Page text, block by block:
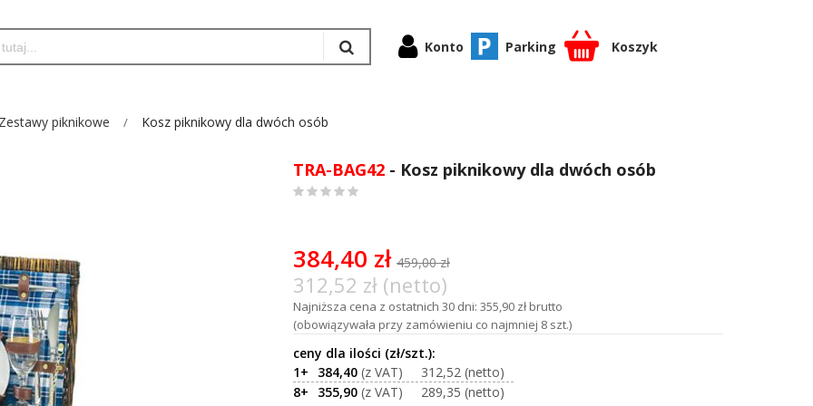
Konto Parking Koszyk
Zestawy piknikowe Kosz piknikowy dla dwóch osób
TRA-BAG42 - Kosz piknikowy dla dwóch osób
384,40 zł 459,00 zł
312,52 zł (netto)
Najniższa cena z ostatnich 30 dni: 355,90 zł brutto
(obowiązywała przy zamówieniu co najmniej 8 szt.)
1+ 384,40
312,52
8+
355,90 289,35